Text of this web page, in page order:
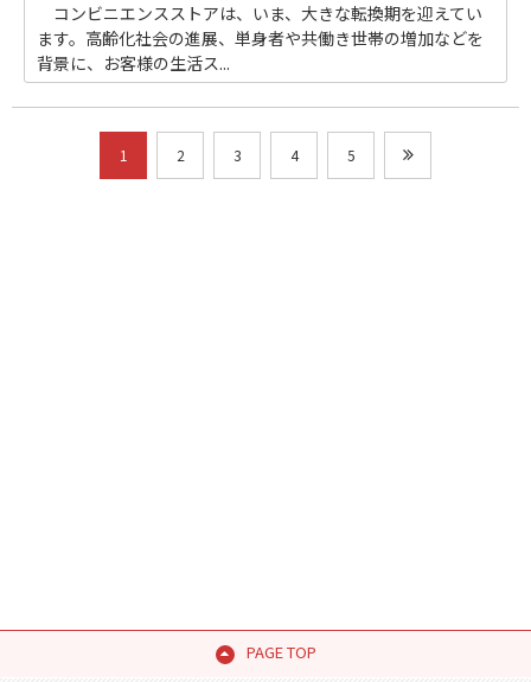
コンビニエンスストアは、いま、大きな転換期を迎えてい
ます。高齢化社会の進展、単身者や共働き世帯の増加などを
背景に、お客様の生活ス...
1 2 3 4 5
PAGE TOP